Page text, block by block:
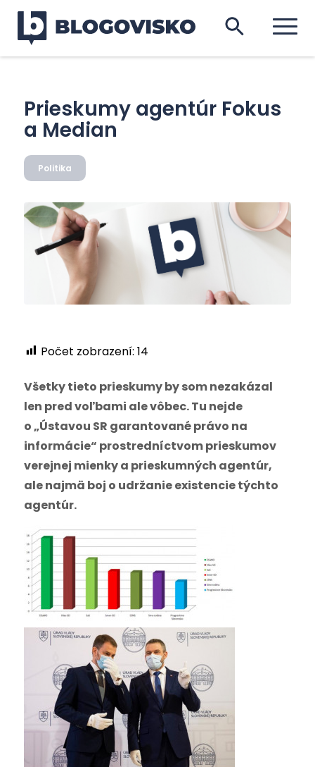
Prieskumy agentúr Fokus
a Median
Politika
Počet zobrazení: 14
Všetky tieto prieskumy by som nezakázal
len pred voľbami ale vôbec. Tu nejde
o „Ústavou SR garantované právo na
informácie“ prostredníctvom prieskumov
verejnej mienky a prieskumných agentúr,
ale najmä boj o udržanie existencie týchto
agentúr.